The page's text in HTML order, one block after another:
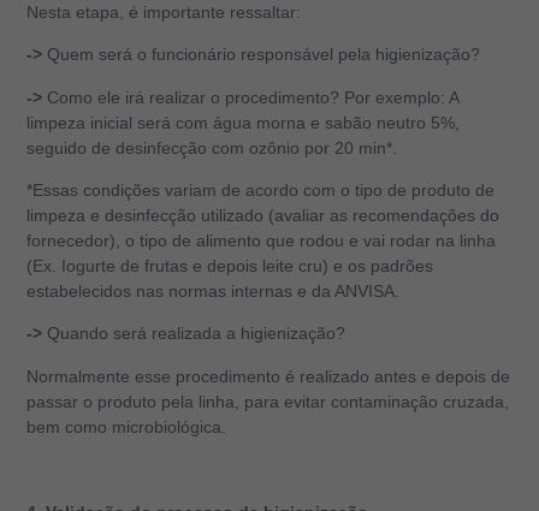
Nesta etapa, é importante ressaltar:
-> Quem será o funcionário responsável pela higienização?
-> Como ele irá realizar o procedimento? Por exemplo: A
limpeza inicial será com água morna e sabão neutro 5%,
seguido de desinfecção com ozônio por 20 min*.
*Essas condições variam de acordo com o tipo de produto de
limpeza e desinfecção utilizado (avaliar as recomendações do
fornecedor), o tipo de alimento que rodou e vai rodar na linha
(Ex. Iogurte de frutas e depois leite cru) e os padrões
estabelecidos nas normas internas e da ANVISA.
-> Quando será realizada a higienização?
Normalmente esse procedimento é realizado antes e depois de
passar o produto pela linha, para evitar contaminação cruzada,
bem como microbiológica.